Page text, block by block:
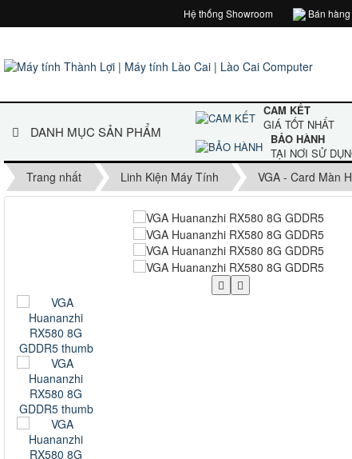
Hệ thống Showroom Bán
DANH MỤC SẢN PHẨM
CAM KẾT
GIÁ TỐT NHẤT
BẢO HÀNH
TẠI NƠI SỬ
Trang nhất Linh Kiện Máy Tính VGA - Card Màn